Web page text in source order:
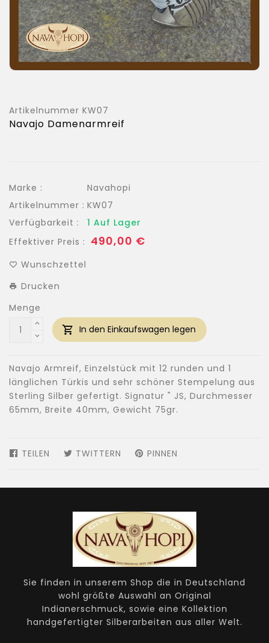
Artikelnummer KW07
Navajo Damenarmreif
Marke :
Navahopi
Artikelnummer : KW07
Verfügbarkeit :
1 Auf Lager
Effektiver Preis : Normaler
490,00 €
Wunschzettel
Drucken
Menge
In den Einkaufswagen legen
Navajo Armreif, Einzelstück mit 12 runden und 1
länglichen Türkis und sehr schöner Stempelung aus
Sterling Silber gefertigt. Signatur " JS, Durchmesser
65mm, Breite 40mm, Gewicht 75gr.
TEILEN AUF
TWITTERN AUF
PINNEN
Sie finden in unserem Shop die in Deutschland
wohl größte Auswahl an Original
Indianerschmuck, sowie eine Kollektion
handgefertigter Silberarbeiten aus aller Welt.